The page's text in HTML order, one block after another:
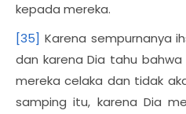
kepada mereka.
[35] Karena sempurnanya
dan karena Dia tahu
mereka celaka dan tidak
samping itu, karena Dia